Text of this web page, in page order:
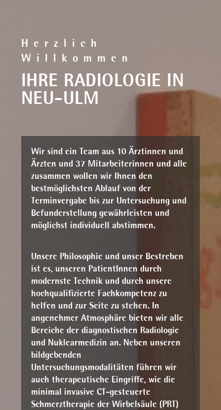
Herzlich
Willkommen
IHRE RADIOLOGIE IN
NEU-ULM
Wir sind ein Team aus 10 Ärztinnen und
Ärzten und 37 Mitarbeiterinnen und alle
zusammen wollen wir Ihnen den
bestmöglichsten Ablauf von der
Terminvergabe bis zur Untersuchung und
Befunderstellung gewährleisten und
möglichst individuell abstimmen.
Unsere Philosophie und unser Bestreben
ist es, unseren PatientInnen durch
modernste Technik und durch unsere
hochqualifizierte Fachkompetenz zu
helfen und zur Seite zu stehen. In
angenehmer Atmosphäre bieten wir alle
Bereiche der diagnostischen Radiologie
und Nuklearmedizin an. Neben unseren
bildgebenden
Untersuchungsmodalitäten führen wir
auch therapeutische Eingriffe, wie die
minimal invasive CT-gesteuerte
Schmerztherapie der Wirbelsäule (PRT)